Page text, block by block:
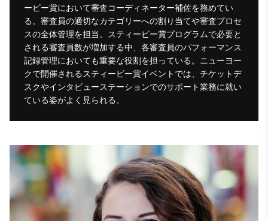
ービー賞において審査コーディネーター補佐を務めてい
る。審査員の適切なカテゴリーへの割り当てや審査プロセ
スの全体管理を担当。スティービー賞プログラムで必要と
される審査員数が増加する中、各審査員のパフォーマンス
記録管理においても重要な役割を担っている。ニューヨー
クで開催されるスティービー賞イベントでは、チケットデ
スクやインタビューステーションでのサポート業務に就い
ている姿がよく見られる。